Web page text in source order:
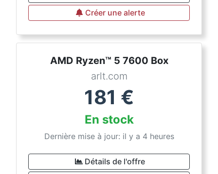
Créer une alerte
AMD Ryzen™ 5 7600 Box
arlt.com
181 €
En stock
Dernière mise à jour: il y a 4 heures
Détails de l'offre